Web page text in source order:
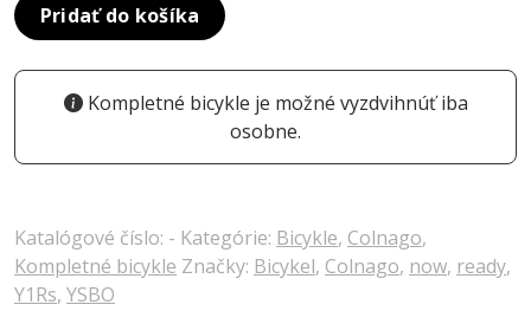
Pridať do košíka
Kompletné bicykle je možné vyzdvihnúť iba
osobne.
Katalógové číslo: - Kategórie: Bicykle, Colnago,
Kompletné bicykle Značky: Bicykel, Colnago, now, ready,
Y1Rs, YSBO